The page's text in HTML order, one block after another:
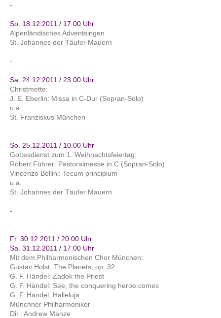
-
So. 18.12.2011 / 17.00 Uhr
Alpenländisches Adventsingen
St. Johannes der Täufer Mauern
-
Sa. 24.12.2011 / 23.00 Uhr
Christmette:
J. E. Eberlin: Missa in C-Dur (Sopran-Solo)
u.a.
St. Franziskus München
So. 25.12.2011 / 10.00 Uhr
Gottesdienst zum 1. Weihnachtsfeiertag:
Robert Führer: Pastoralmesse in C (Sopran-Solo)
Vincenzo Bellini: Tecum principium
u.a.
St. Johannes der Täufer Mauern
-
Fr. 30.12.2011 / 20.00 Uhr
Sa. 31.12.2011 / 17.00 Uhr
Mit dem Philharmonischen Chor München:
Gustav Holst: The Planets, op. 32
G. F. Händel: Zadok the Priest
G. F. Händel: See, the conquering heroe comes
G. F. Händel: Halleluja
Münchner Philharmoniker
Dir.: Andrew Manze